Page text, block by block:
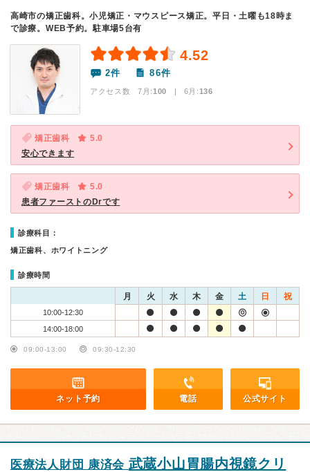
高崎市の矯正歯科。小児矯正・マウスピース矯正。平日・土曜も18時ま
で診療。WEB予約。駐車場5台有
4.52
2件 86件
アクセス数 7月:100 | 6月:136
矯正歯科
5.0
安心できます
矯正歯科
5.0
患者ファーストのDrです
診療科目：
矯正歯科、ホワイトニング
診療時間
月 火 水 木 金 土 日 祝
10:00-12:30
14:00-18:00
09:00-13:00 09:30-12:30
ネット予約 電話 公式サイト
医療法人財団 康済会 武蔵小山胃腸内視鏡クリ